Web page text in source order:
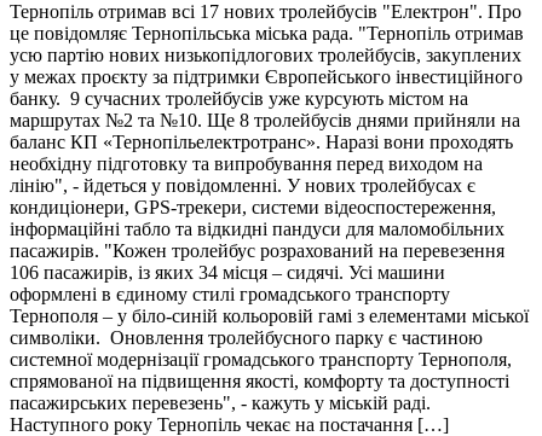
Тернопіль отримав всі 17 нових тролейбусів "Електрон". Про
це повідомляє Тернопільська міська рада. "Тернопіль отримав
усю партію нових низькопідлогових тролейбусів, закуплених
у межах проєкту за підтримки Європейського інвестиційного
банку. 9 сучасних тролейбусів уже курсують містом на
маршрутах №2 та №10. Ще 8 тролейбусів днями прийняли на
баланс КП «Тернопільелектротранс». Наразі вони проходять
необхідну підготовку та випробування перед виходом на
лінію", - йдеться у повідомленні. У нових тролейбусах є
кондиціонери, GPS-трекери, системи відеоспостереження,
інформаційні табло та відкидні пандуси для маломобільних
пасажирів. "Кожен тролейбус розрахований на перевезення
106 пасажирів, із яких 34 місця – сидячі. Усі машини
оформлені в єдиному стилі громадського транспорту
Тернополя – у біло-синій кольоровій гамі з елементами міської
символіки. Оновлення тролейбусного парку є частиною
системної модернізації громадського транспорту Тернополя,
спрямованої на підвищення якості, комфорту та доступності
пасажирських перевезень", - кажуть у міській раді.
Наступного року Тернопіль чекає на постачання […]